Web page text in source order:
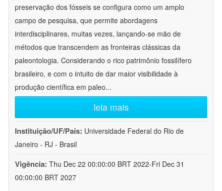
preservação dos fósseis se configura como um amplo
campo de pesquisa, que permite abordagens
interdisciplinares, muitas vezes, lançando-se mão de
métodos que transcendem as fronteiras clássicas da
paleontologia. Considerando o rico patrimônio fossilífero
brasileiro, e com o intuito de dar maior visibilidade à
produção científica em paleo...
leia mais
Instituição/UF/País: Universidade Federal do Rio de
Janeiro - RJ - Brasil
Vigência: Thu Dec 22 00:00:00 BRT 2022-Fri Dec 31
00:00:00 BRT 2027